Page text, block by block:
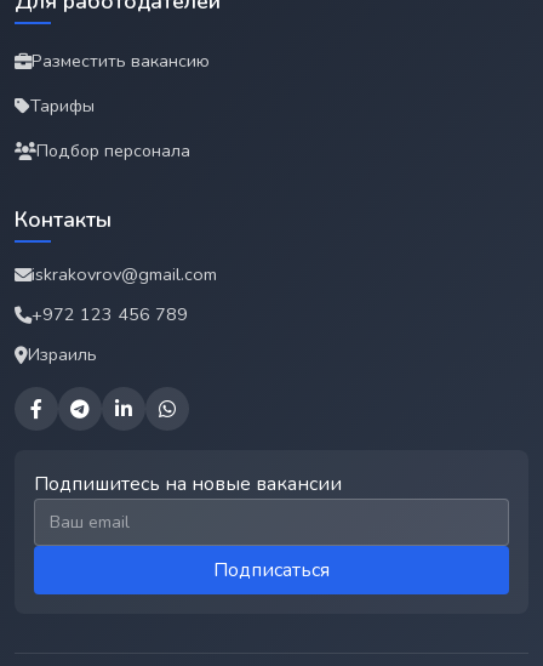
Разместить вакансию
Тарифы
Подбор персонала
Контакты
iskrakovrov@gmail.com
+972 123 456 789
Израиль
Подпишитесь на новые вакансии
Email для подписки
Подписаться